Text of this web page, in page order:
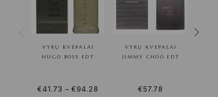
VYRŲ KVEPALAI
HUGO BOSS EDT
€41.73 – €94.28
VYRŲ KVEPALAI
JIMMY CHOO EDT
€57.78